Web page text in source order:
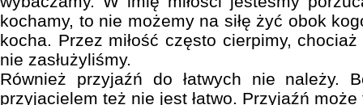
kochamy, to nie możemy na siłę żyć obok
kocha. Przez miłość często cierpimy,
nie zasłużyliśmy.
Również przyjaźń do łatwych nie należy.
przyjacielem też nie jest łatwo. Przyjaźń